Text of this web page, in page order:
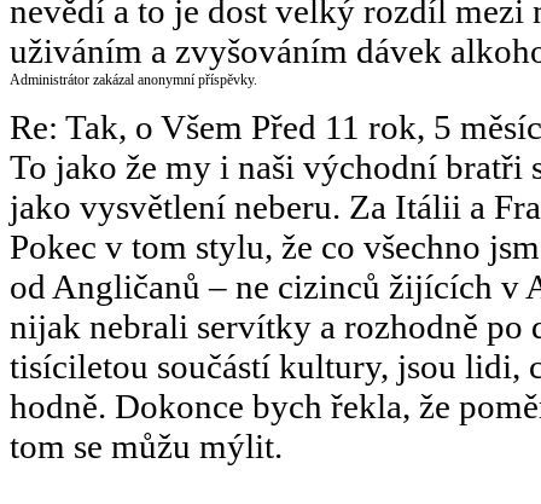
nevědí a to je dost velký rozdíl mezi
uživáním a zvyšováním dávek
Administrátor zakázal anonymní příspěvky.
Re: Tak, o Všem Před 11 rok, 5
To jako že my i naši východní bratři
jako vysvětlení neberu. Za Itálii a
Pokec v tom stylu, že co všechno
od Angličanů – ne cizinců žijících v
nijak nebrali servítky a rozhodně po
tisíciletou součástí kultury, jsou lidi,
hodně. Dokonce bych řekla, že
tom se můžu mýlit.